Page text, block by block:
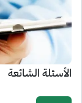
الأسئلة الشائعة